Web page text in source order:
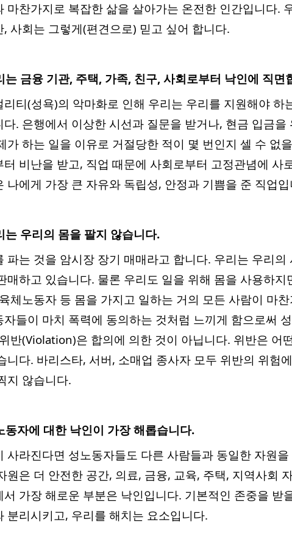
마찬가지로 복잡한 삶을 살아가는 온전한 인간입니다.
, 사회는 그렇게(편견으로) 믿고 싶어 합니다.
는 금융 기관, 주택, 가족, 친구, 사회로부터 낙인에 직면
리티(성욕)의 악마화로 인해 우리는 우리를 지원해야 하
다. 은행에서 이상한 시선과 질문을 받거나, 현금 입금
가 하는 일을 이유로 거절당한 적이 몇 번인지 셀 수 없
터 비난을 받고, 직업 때문에 사회로부터 고정관념에 사
나에게 가장 큰 자유와 독립성, 안정과 기쁨을 준 직업
는 우리의 몸을 팔지 않습니다.
파는 것을 암시장 장기 매매라고 합니다. 우리는 우리
매하고 있습니다. 물론 우리도 일을 위해 몸을 사용하지
체노동자 등 몸을 가지고 일하는 거의 모든 사람이 마
자들이 마치 폭력에 동의하는 것처럼 느끼게 함으로써
반(Violation)은 합의에 의한 것이 아닙니다. 위반은 어
니다. 바리스타, 서버, 소매업 종사자 모두 위반의 위험
지 않습니다.
동자에 대한 낙인이 가장 해롭습니다.
사라진다면 성노동자들도 다른 사람들과 동일한 자원
원은 더 안전한 공간, 의료, 금융, 교육, 주택, 지역사회
서 가장 해로운 부분은 낙인입니다. 기본적인 존중을 받
분리시키고, 우리를 해치는 요소입니다.